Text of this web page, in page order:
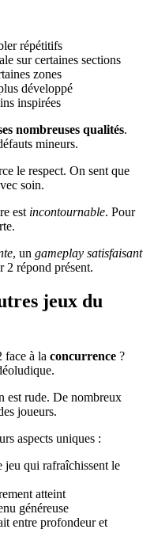
répétitifs
sur certaines sections
zones
développé
inspirées
nombreuses qualités.
mineurs.
le respect. On sent que
soin.
est incontournable. Pour
, un gameplay satisfaisant
2 répond présent.
jeux du
face à la concurrence ?
est rude. De nombreux
joueurs.
aspects uniques :
jeu qui rafraîchissent le
atteint
généreuse
entre profondeur et